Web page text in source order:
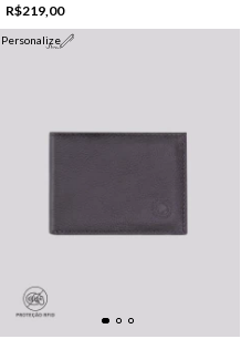
R$219,00
Personalize